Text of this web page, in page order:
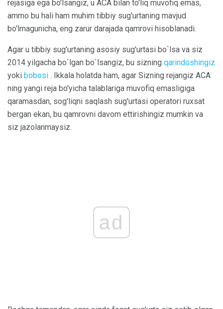
rejasiga ega bo'lsangiz, u ACA bilan to'liq muvofiq emas,
ammo bu hali ham muhim tibbiy sug'urtaning mavjud
bo'lmagunicha, eng zarur darajada qamrovi hisoblanadi.
Agar u tibbiy sug'urtaning asosiy sug'urtasi bo`lsa va siz
2014 yilgacha bo`lgan bo`lsangiz, bu sizning qarindoshingiz
yoki bobosi . Ikkala holatda ham, agar Sizning rejangiz ACA
ning yangi reja bo'yicha talablariga muvofiq emasligiga
qaramasdan, sog'liqni saqlash sug'urtasi operatori ruxsat
bergan ekan, bu qamrovni davom ettirishingiz mumkin va
siz jazolanmaysiz.
ad